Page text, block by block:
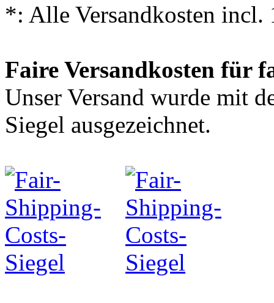
*: Alle Versandkosten incl.
Faire Versandkosten für
Unser Versand wurde mit
Siegel ausgezeichnet.